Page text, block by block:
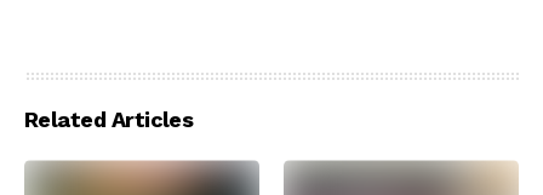
Related Articles